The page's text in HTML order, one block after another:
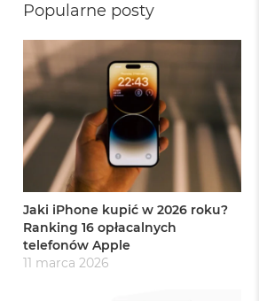
Popularne posty
Jaki iPhone kupić w 2026 roku?
Ranking 16 opłacalnych
telefonów Apple
11 marca 2026